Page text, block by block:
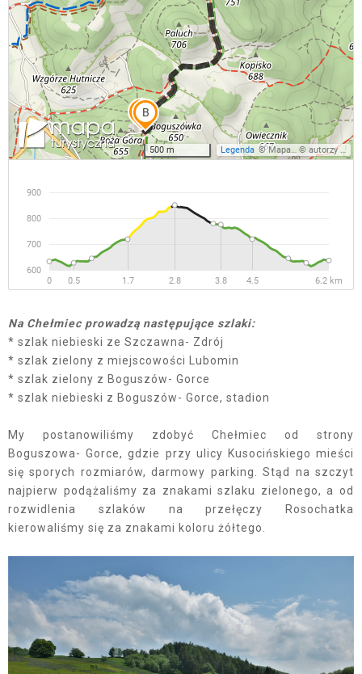
Na Chełmiec prowadzą następujące szlaki:
* szlak niebieski ze Szczawna- Zdrój
* szlak zielony z miejscowości Lubomin
* szlak zielony z Boguszów- Gorce
* szlak niebieski z Boguszów- Gorce, stadion
My postanowiliśmy zdobyć Chełmiec od strony
Boguszowa- Gorce, gdzie przy ulicy Kusocińskiego mieści
się sporych rozmiarów, darmowy parking. Stąd na szczyt
najpierw podążaliśmy za znakami szlaku zielonego, a od
rozwidlenia szlaków na przełęczy Rosochatka
kierowaliśmy się za znakami koloru żółtego.